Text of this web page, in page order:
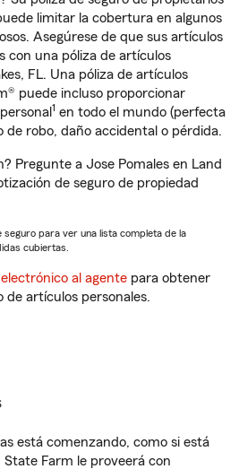
limitar la cobertura en algunos
Asegúrese de que sus artículos
con una póliza de artículos
FL. Una póliza de artículos
puede incluso proporcionar
1 en todo el mundo (perfecta
de robo, daño accidental o pérdida.
Pregunte a Jose Pomales en Land
de seguro de propiedad
seguro para ver una lista completa de la
cubiertas.
al agente para obtener
de artículos personales.
está comenzando, como si está
Farm le proveerá con